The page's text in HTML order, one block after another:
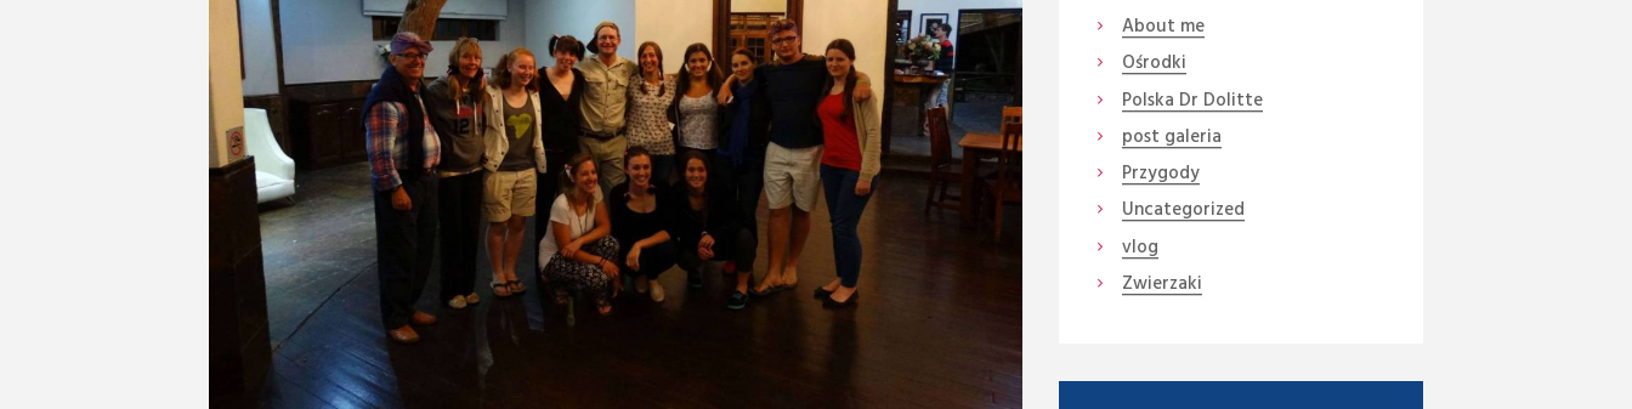
About me
Ośrodki
Polska Dr Dolitte
post galeria
Przygody
Uncategorized
vlog
Zwierzaki